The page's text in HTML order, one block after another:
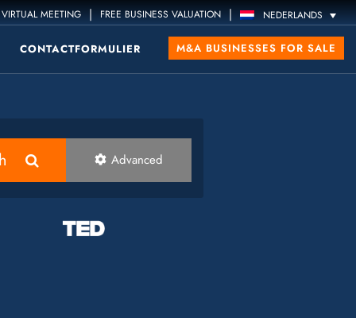
MEETING | FREE BUSINESS VALUATION | NEDERLANDS
CONTACTFORMULIER M&A BUSINESSES FOR SALE
Advanced